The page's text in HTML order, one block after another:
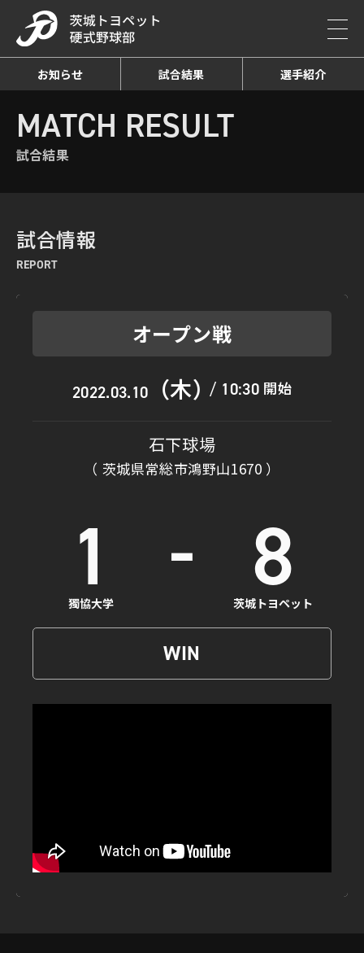
お知らせ 試合結果 選手紹介
MATCH RESULT 試合結果詳細
MATCH RESULT
試合結果
試合情報
REPORT
オープン戦
2022.03.10 （木）/ 10:30 開始
石下球場
（ 茨城県常総市鴻野山1670 ）
獨協大学
1 - 8
茨城トヨペット
WIN